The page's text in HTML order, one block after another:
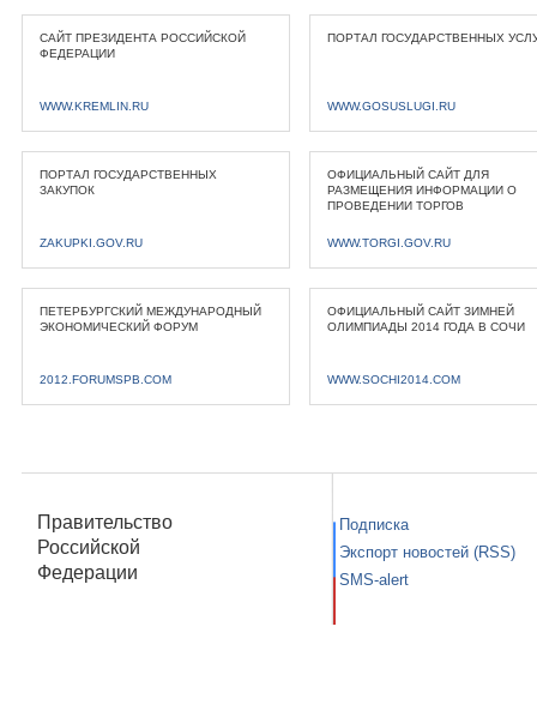
САЙТ ПРЕЗИДЕНТА РОССИЙСКОЙ
ФЕДЕРАЦИИ
WWW.KREMLIN.RU
ПОРТАЛ ГОСУДАРСТВЕННЫХ
WWW.GOSUSLUGI.RU
ПОРТАЛ ГОСУДАРСТВЕННЫХ
ЗАКУПОК
ZAKUPKI.GOV.RU
ОФИЦИАЛЬНЫЙ САЙТ ДЛЯ
РАЗМЕЩЕНИЯ ИНФОРМАЦИИ О
ПРОВЕДЕНИИ ТОРГОВ
WWW.TORGI.GOV.RU
ПЕТЕРБУРГСКИЙ МЕЖДУНАРОДНЫЙ
ЭКОНОМИЧЕСКИЙ ФОРУМ
2012.FORUMSPB.COM
ОФИЦИАЛЬНЫЙ САЙТ ЗИМНЕЙ
ОЛИМПИАДЫ 2014 ГОДА В СОЧИ
WWW.SOCHI2014.COM
Правительство
Российской
Федерации
Подписка
Экспорт новостей (RSS)
SMS-alert